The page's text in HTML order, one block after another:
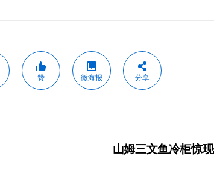
赞 微海报 分享
山姆三文鱼冷柜惊